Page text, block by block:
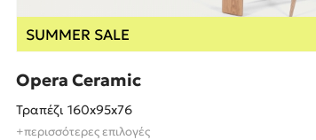
SUMMER SALE
Opera Ceramic
Τραπέζι 160x95x76
+περισσότερες επιλογές